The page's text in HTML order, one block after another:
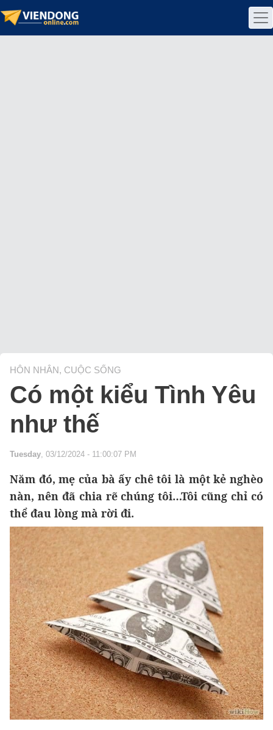
HÔN NHÂN, CUỘC SỐNG
Có một kiểu Tình Yêu
như thế
Tuesday, 03/12/2024 - 11:00:07 PM
Năm đó, mẹ của bà ấy chê tôi là một kẻ nghèo
nàn, nên đã chia rẽ chúng tôi…Tôi cũng chỉ có
thể đau lòng mà rời đi.